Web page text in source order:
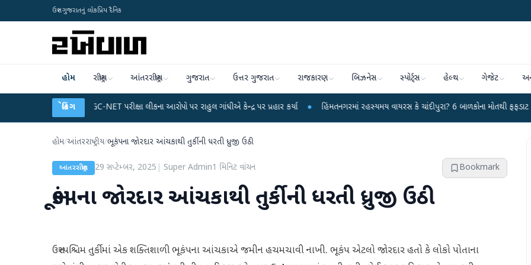
ઉત્તર ગુજરાતનું લોકપ્રિય દૈનિક
હોમ રાષ્ટ્રીય આંતરરાષ્ટ્રીય ગુજરાત ઉત્તર ગુજરાત રાજકારણ બિઝનેસ સ્પોર્ટ્સ હેલ્થ ગેજેટ
બ્રેકિંગ
UGC-NET પરીક્ષા લીકના આરોપો પર રાહુલ ગાંધીએ કેન્દ્ર પર પ્રહાર કર્યા ● હિંમતનગરમાં રહસ્યમય વાયરસ કે ચાંદીપુરા? 6 બાળકોના મોતથી ફફડાટ ● હવામાન
હોમ/આંતરરાષ્ટ્રીય/ભૂકંપના જોરદાર આંચકાથી તુર્કીની ધરતી ધ્રુજી ઉઠી
આંતરરાષ્ટ્રીય 29 સપ્ટેમ્બર, 2025 Super Admin1 મિનિટ વાંચન Bookmark
ભૂકંપના જોરદાર આંચકાથી તુર્કીની ધરતી ધ્રુજી ઉઠી
ઉત્તરપશ્ચિમ તુર્કીમાં એક શક્તિશાળી ભૂકંપના આંચકાએ જમીન હચમચાવી નાખી. ભૂકંપ એટલો જોરદાર હતો કે લોકો પોતાના